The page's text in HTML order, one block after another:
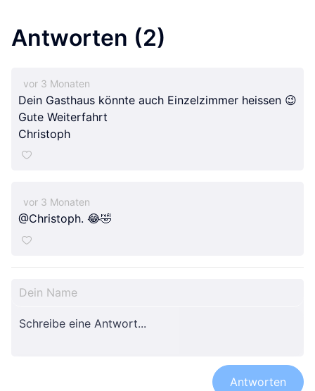
Antworten (2)
vor 3 Monaten
Dein Gasthaus könnte auch Einzelzimmer heissen 😉
Gute Weiterfahrt
Christoph
vor 3 Monaten
@Christoph. 😂🤣
Antworten